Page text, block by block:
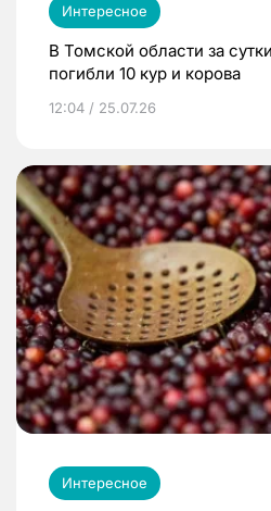
Интересное
В Томской области за
погибли 10 кур и корова
12:04 / 25.07.26
Интересное